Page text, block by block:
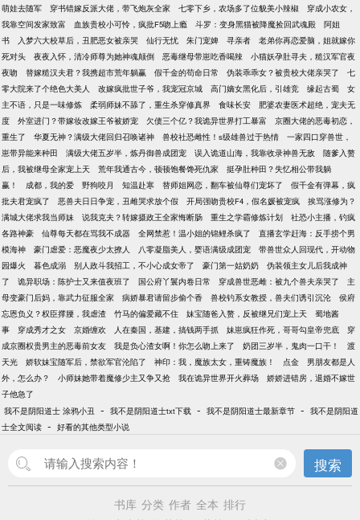
萌娃去随军
穿书错嫁反派大佬，带飞炮灰全家 七零下乡，农场多了位貌美小辣椒
穿成小农女，
我靠空间发家致富
血族贵校小可怜，疯批F5吻上瘾 斗罗：变身黑猫被降魔捡回武魂殿
阿姐
书
入梦六大校草后，丑肥恶女被亲哭 仙行无忧 朱门宠婢 寻亲者
老弟你再恋爱脑，姐就嫁你
死对头
夜夜入怀，清冷师尊为她神魂颠倒 恶毒继母带崽吃香喝辣
小猫妖孕肚寻夫，糙汉军官夜
夜吻
替嫁糙汉夫君？我携超市荒年躺赢 假千金的苟命日常 伪装乖乖女？被贵校大佬亲哭了
七
零大院来了个绝色大美人
改嫁疯批世子爷，我宠冠京城 高门嫡女黑化后，引雄竞 缘起古蜀
女
主不语，只是一味修炼
柔弱师妹不舔了，重生杀穿修真界 食味长安
肥婆农妻医术超绝，宠夫无
度
外室进门？带嫁妆改嫁王爷被娇宠 欠债三个亿？我诡异世界打工暴富
京圈大佬的恶毒初恋，
重生了
华夏无神？满级大佬回归召唤诸神 兽校社恐雌性！s级雄兽过于热情
一家四口穿兽世，
崽带异能来种田
满级大佬五岁半，炼丹御兽成团宠 误入诡道山海，我靠收录神兽无敌
随爹入赘
后，我被继母全家宠上天
荒年我通古今，顿顿饱餐馋死仇家
挺孕肚种田？失忆相公带我躺
赢！
成都，我的爱 野狗咬月 知温赴寒 替师姐网恋，翻车被仙尊们宠坏了
假千金有弹幕，疯
批夫君宠疯了
恶兽夫日日争宠，丑雌哭求放个假 开局强吻贵校F4，假名媛被宠疯
挨骂涨修为？
满城大佬求我当师妹
说我克夫？转嫁摄政王全家悔断肠 重生之学霸修炼计划
社恐小主播，钓疯
各路神豪
仙尊每天都在骂我不成器 全网禁惹！温小姐的锦鲤杀疯了
直播玄学赶海：反手捞个男
模海神
豪门虐爱：恶魔夜少太撩人 八零凝脂美人，婴语满级成团宠
带兽世众人回现代，开动物
园爆火
暮色成溺 别人政斗我招工，不小心成女帝了 豪门第一姑奶奶
伪装领主女儿后我成神
了
诡异职场：陈护士又来值夜班了 国公府丫鬟内卷日常 穿成兽世恶雌：被九个兽夫亲哭了
主
母变豪门后妈，靠武力征服全家
病娇暴君请留步偷个香 兽校钓系女教授，兽夫们诱引沉沦
侯府
忘恩负义？权臣撑腰，我虐渣
竹马的偏爱藏不住 妹宝随爸入赘，反被继兄们宠上天
蜀地酱
事
穿成秀才之女 京婚缠欢 人在秦国，基建，搞钱两手抓 妹崽疯狂作死，哥哥勾皇帝兜底
穿
成京圈权贵男主的恶毒前女友
我是负心渣女啊！你怎么吻上来了 奶团三岁半，鬼肉一口干！
渡
天光
娇软妹宝随军后，禁欲军官沦陷了 神印：我，魔族太女，重铸魔族！ 点金
男朋友都是人
外，怎么办？
小师妹她带着魔修少主又争又抢 我在诡异世界开火葬场
娇娇进错房，退婚不嫁世
子他急了
我不是阴阳道士 涂鸦小丑 - 我不是阴阳道士txt下载 - 我不是阴阳道士最新章节 - 我不是阴阳道
士全文阅读 - 好看的其他类型小说
搜索
书库 分类 作者 全本 排行